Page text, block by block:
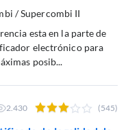
/ Supercombi II
esta en la parte de
electrónico para
posib...
2.430 (545)